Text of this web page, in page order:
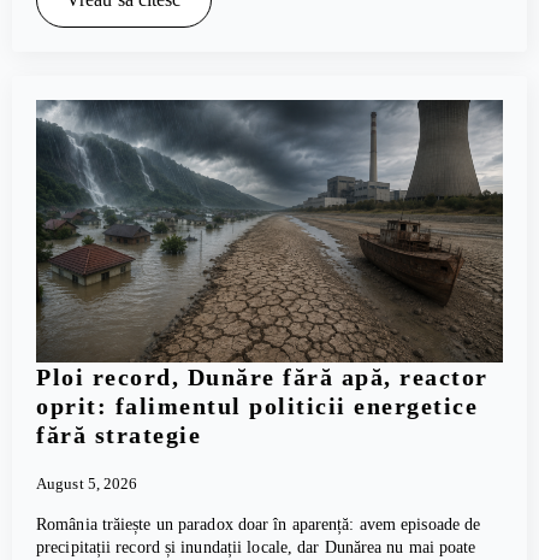
Ploi record, Dunăre fără apă, reactor
oprit: falimentul politicii energetice
fără strategie
August 5, 2026
România trăiește un paradox doar în aparență: avem episoade de
precipitații record și inundații locale, dar Dunărea nu mai poate